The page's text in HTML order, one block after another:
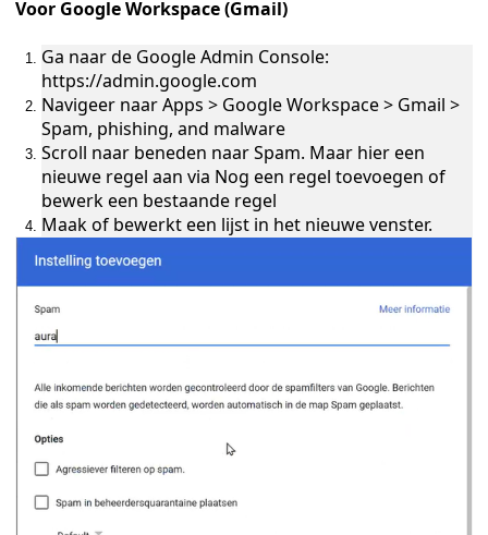
Voor Google Workspace (Gmail)
Ga naar de Google Admin Console:
https://admin.google.com
Navigeer naar Apps > Google Workspace > Gmail >
Spam, phishing, and malware
Scroll naar beneden naar Spam. Maar hier een
nieuwe regel aan via Nog een regel toevoegen of
bewerk een bestaande regel
Maak of bewerkt een lijst in het nieuwe venster.